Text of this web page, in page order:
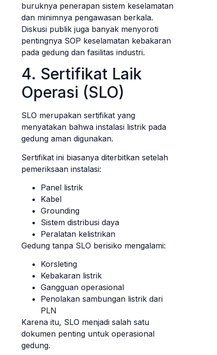
buruknya penerapan sistem keselamatan
dan minimnya pengawasan berkala.
Diskusi publik juga banyak menyoroti
pentingnya SOP keselamatan kebakaran
pada gedung dan fasilitas industri.
4. Sertifikat Laik
Operasi (SLO)
SLO merupakan sertifikat yang
menyatakan bahwa instalasi listrik pada
gedung aman digunakan.
Sertifikat ini biasanya diterbitkan setelah
pemeriksaan instalasi:
Panel listrik
Kabel
Grounding
Sistem distribusi daya
Peralatan kelistrikan
Gedung tanpa SLO berisiko mengalami:
Korsleting
Kebakaran listrik
Gangguan operasional
Penolakan sambungan listrik dari
PLN
Karena itu, SLO menjadi salah satu
dokumen penting untuk operasional
gedung.